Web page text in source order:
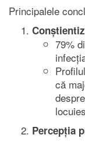
Principalele
79%
că
Percepția